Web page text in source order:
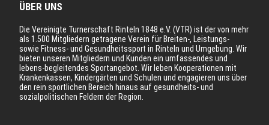
ÜBER UNS
Die Vereinigte Turnerschaft Rinteln 1848 e.V. (VTR) ist der von mehr
als 1.500 Mitgliedern getragene Verein für Breiten-, Leistungs-
sowie Fitness- und Gesundheitssport in Rinteln und Umgebung. Wir
bieten unseren Mitgliedern und Kunden ein umfassendes und
lebens-begleitendes Sportangebot. Wir leben Kooperationen mit
Krankenkassen, Kindergärten und Schulen und engagieren uns über
den rein sportlichen Bereich hinaus auf gesundheits- und
sozialpolitischen Feldern der Region.